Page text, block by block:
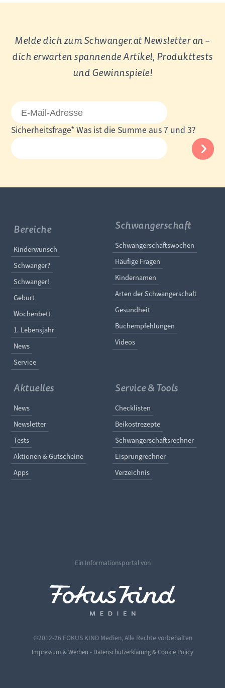
Melde dich zum Schwanger.at Newsletter an –
dich erwarten spannende Artikel, Produkttests
und Gewinnspiele!
E-
Mail-
Adresse
Pflichtfeld
Sicherheitsfrage* Was ist die Summe aus 7 und 3?
Bereiche
Navigation überspringen
Kinderwunsch
Schwanger?
Schwanger!
Geburt
Wochenbett
1. Lebensjahr
News
Service
Schwangerschaft
Navigation
Schwangerschaftswochen
Häufige Fragen
Kindernamen
Arten der Schwangerschaft
Gesundheit
Buchempfehlungen
Videos
Aktuelles
Navigation überspringen
News
Newsletter
Tests
Aktionen & Gutscheine
Apps
Service & Tools
Navigation
Checklisten
Beikostrezepte
Schwangerschaftsrechner
Eisprungrechner
Verzeichnis
Ein Informationsportal von
©2012-26 FOKUS KIND Medien, Alle Rechte vorbehalten
Impressum & Werben • Datenschutzerklärung & Cookie Policy